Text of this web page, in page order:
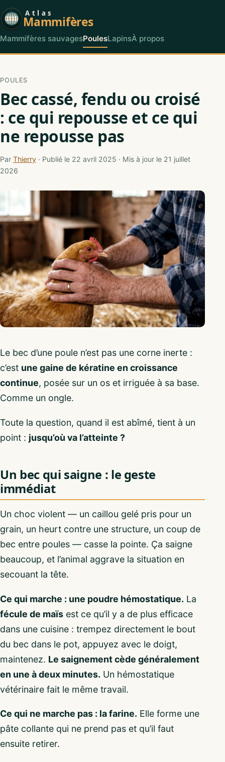
Atlas
Mammifères
Mammifères sauvagesPoulesLapinsÀ propos
POULES
Bec cassé, fendu ou croisé
: ce qui repousse et ce qui
ne repousse pas
Par Thierry · Publié le 22 avril 2025 · Mis à jour le 21 juillet
2026
Le bec d’une poule n’est pas une corne inerte :
c’est une gaine de kératine en croissance
continue, posée sur un os et irriguée à sa base.
Comme un ongle.
Toute la question, quand il est abîmé, tient à un
point : jusqu’où va l’atteinte ?
Un bec qui saigne : le geste
immédiat
Un choc violent — un caillou gelé pris pour un
grain, un heurt contre une structure, un coup de
bec entre poules — casse la pointe. Ça saigne
beaucoup, et l’animal aggrave la situation en
secouant la tête.
Ce qui marche : une poudre hémostatique. La
fécule de maïs est ce qu’il y a de plus efficace
dans une cuisine : trempez directement le bout
du bec dans le pot, appuyez avec le doigt,
maintenez. Le saignement cède généralement
en une à deux minutes. Un hémostatique
vétérinaire fait le même travail.
Ce qui ne marche pas : la farine. Elle forme une
pâte collante qui ne prend pas et qu’il faut
ensuite retirer.